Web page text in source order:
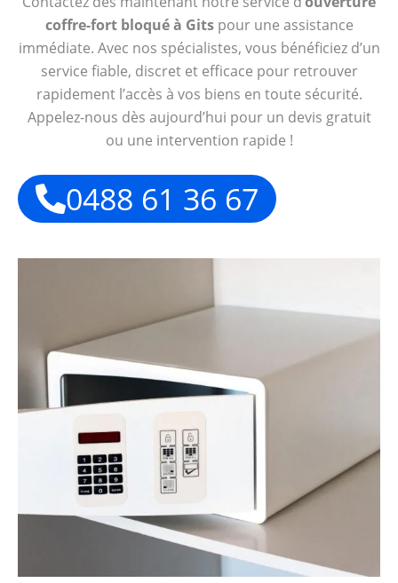
coffre-fort bloqué à Gitspour une assistance
immédiate. Avec nos spécialistes, vous bénéficiez d’un
service fiable, discret et efficace pour retrouver
rapidement l’accès à vos biens en toute sécurité.
Appelez-nous dès aujourd’hui pour un devis gratuit
ou une intervention rapide !
0488 61 36 67